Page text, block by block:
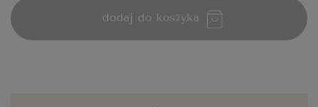
dodaj do koszyka